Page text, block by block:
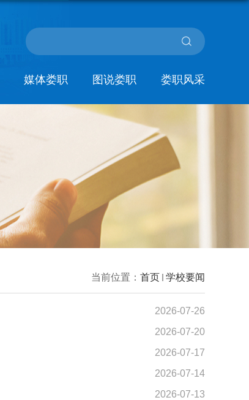
媒体娄职 图说娄职 娄职风采
当前位置： 首页 学校要闻
2026-07-26
2026-07-20
2026-07-17
2026-07-14
2026-07-13